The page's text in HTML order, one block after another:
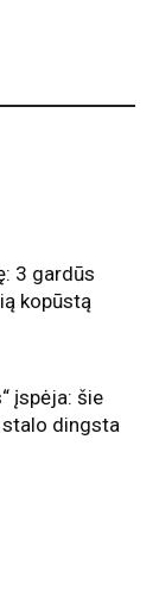
3 gardūs
kopūstą
įspėja: šie
dingsta